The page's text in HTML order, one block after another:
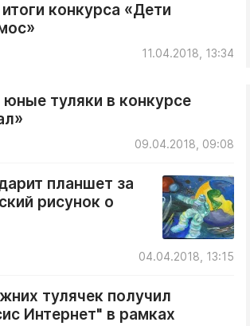
конкурса «Дети
11.04.2018, 13:34
туляки в конкурсе
09.04.2018, 09:08
планшет за
рисунок о
04.04.2018, 13:15
тулячек получил
Интернет" в рамках